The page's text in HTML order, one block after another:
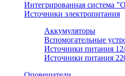
Интегрированная
Источники электропитания
Аккумуляторы
Вспомогательные
Источники питания
Источники питания